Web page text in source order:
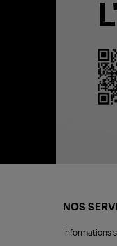
NOS
Informations